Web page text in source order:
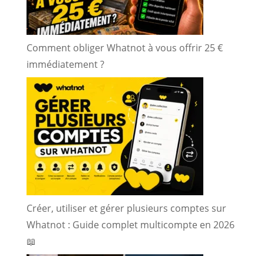
Comment obliger Whatnot à vous offrir 25 €
immédiatement ?
Créer, utiliser et gérer plusieurs comptes sur
Whatnot : Guide complet multicompte en 2026
📖